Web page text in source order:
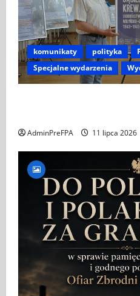
komunikaty polityka
Specjalne wydarzenia
AdminPreFPA 11 lipca 2026